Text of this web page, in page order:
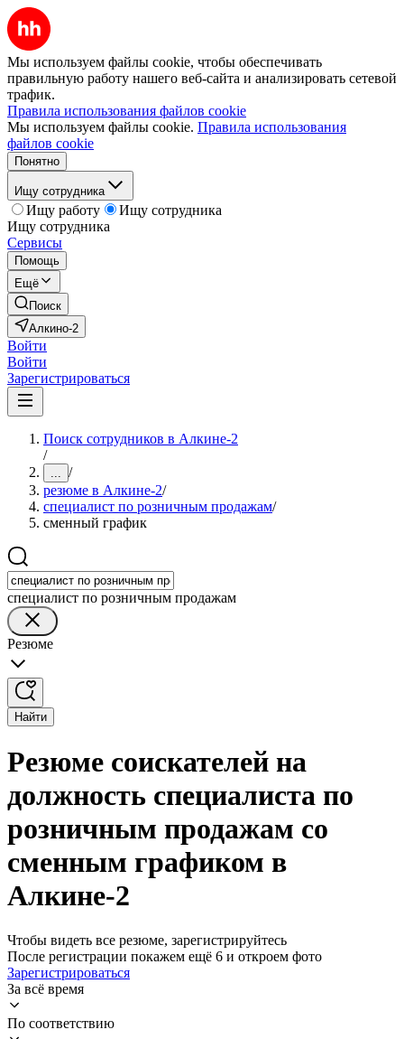
Мы используем файлы cookie, чтобы обеспечивать
правильную работу нашего веб-сайта и анализировать сетевой
трафик.
Правила использования файлов cookie
Мы используем файлы cookie. Правила использования
файлов cookie
Понятно
Ищу сотрудника
Ищу работу
Ищу сотрудника
Ищу сотрудника
Сервисы
Помощь
Ещё
Поиск
Алкино-2
Войти
Войти
Зарегистрироваться
Поиск сотрудников в Алкине-2
/
... /
резюме в Алкине-2/
специалист по розничным продажам/
сменный график
специалист по розничным продажам
Резюме
Найти
Резюме соискателей на
должность специалиста по
розничным продажам со
сменным графиком в
Алкине-2
Чтобы видеть все резюме, зарегистрируйтесь
После регистрации покажем ещё 6 и откроем фото
Зарегистрироваться
За всё время
По соответствию